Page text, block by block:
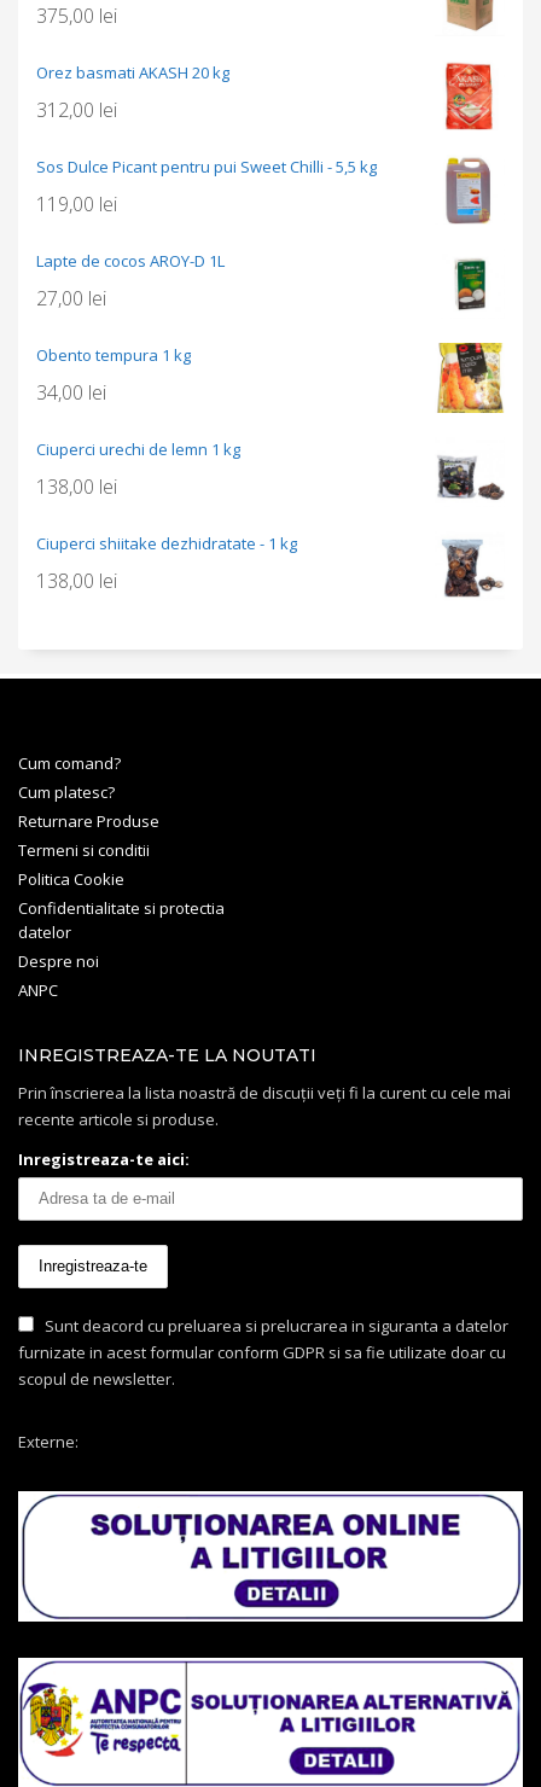
375,00 lei
Orez basmati AKASH 20 kg
312,00 lei
Sos Dulce Picant pentru pui Sweet Chilli - 5,5 kg
119,00 lei
Lapte de cocos AROY-D 1L
27,00 lei
Obento tempura 1 kg
34,00 lei
Ciuperci urechi de lemn 1 kg
138,00 lei
Ciuperci shiitake dezhidratate - 1 kg
138,00 lei
Cum comand?
Cum platesc?
Returnare Produse
Termeni si conditii
Politica Cookie
Confidentialitate si protectia
datelor
Despre noi
ANPC
INREGISTREAZA-TE LA NOUTATI
Prin înscrierea la lista noastră de discuții veți fi la curent cu cele mai
recente articole si produse.
Inregistreaza-te aici:
Sunt deacord cu preluarea si prelucrarea in siguranta a datelor
furnizate in acest formular conform GDPR si sa fie utilizate doar cu
scopul de newsletter.
Externe: